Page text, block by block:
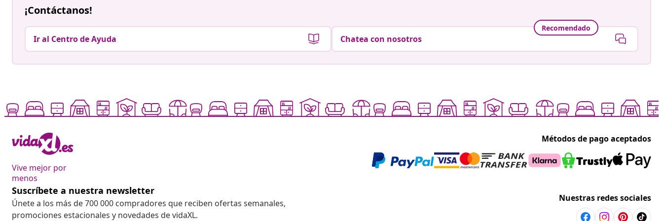
¡Contáctanos!
Ir al Centro de Ayuda
Recomendado
Chatea con nosotros
Vive mejor por
menos
Métodos de pago aceptados
Suscríbete a nuestra newsletter
Únete a los más de 700 000 compradores que reciben ofertas semanales,
promociones estacionales y novedades de vidaXL.
Nuestras redes sociales